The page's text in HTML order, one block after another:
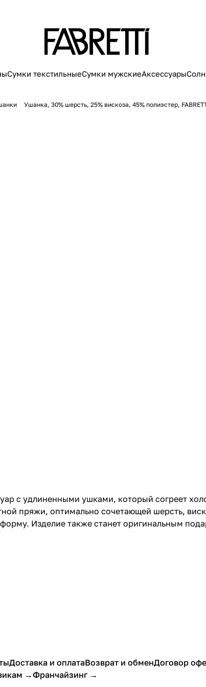
Сумки текстильныеСумки мужскиеАксессуары
Ушанка, 30% шерсть, 25% вискоза, 45% полиэстер,
с удлиненными ушками, который согреет
пряжи, оптимально сочетающей шерсть,
Изделие также станет оригинальным
Доставка и оплатаВозврат и обменДоговор
→Франчайзинг →